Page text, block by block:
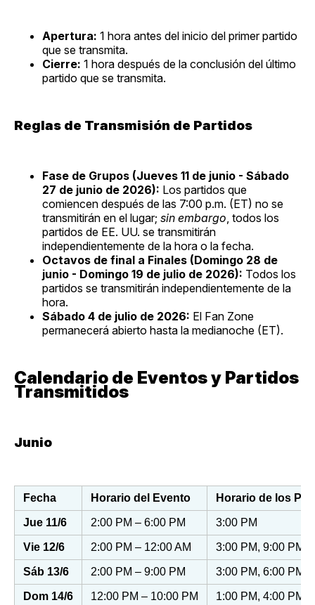
Apertura: 1 hora antes del inicio del primer partido
que se transmita.
Cierre: 1 hora después de la conclusión del último
partido que se transmita.
Reglas de Transmisión de Partidos
Fase de Grupos (Jueves 11 de junio - Sábado
27 de junio de 2026): Los partidos que
comiencen después de las 7:00 p.m. (ET) no se
transmitirán en el lugar; sin embargo, todos los
partidos de EE. UU. se transmitirán
independientemente de la hora o la fecha.
Octavos de final a Finales (Domingo 28 de
junio - Domingo 19 de julio de 2026): Todos los
partidos se transmitirán independientemente de la
hora.
Sábado 4 de julio de 2026: El Fan Zone
permanecerá abierto hasta la medianoche (ET).
Calendario de Eventos y Partidos
Transmitidos
Junio
Fecha Horario del Evento Horario de los
Jue 11/6 2:00 PM – 6:00 PM 3:00 PM
Vie 12/6 2:00 PM – 12:00 AM 3:00 PM, 9:00 PM
Sáb 13/6 2:00 PM – 9:00 PM 3:00 PM, 6:00 PM
Dom 14/6 12:00 PM – 10:00 PM 1:00 PM, 4:00 PM,